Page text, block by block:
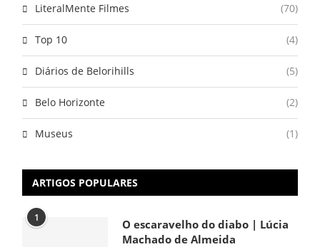
LiteralMente Filmes (70)
Top 10 (4)
Diários de Belorihills (5)
Belo Horizonte (2)
Museus (1)
ARTIGOS POPULARES
1
O escaravelho do diabo | Lúcia
Machado de Almeida